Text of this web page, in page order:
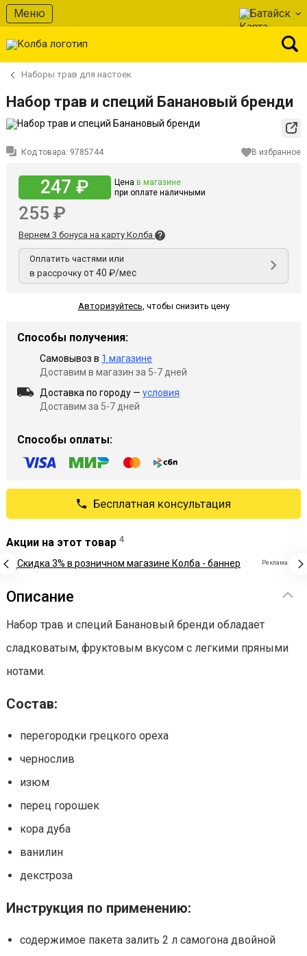
Меню Батайск
Наборы трав для настоек
Набор трав и специй Банановый бренди
Код товара: 9785744 В избранное
247 ₽ Цена в магазине
при оплате наличными
255 ₽
Вернем 3 бонуса на карту Колба
Оплатить частями или
в рассрочку от 40 ₽/мес
Авторизуйтесь, чтобы снизить цену
Способы получения:
Самовывоз в 1 магазине
Доставим в магазин за 5-7 дней
Доставка по городу — условия
Доставим за 5-7 дней
Способы оплаты:
Бесплатная консультация
Акции на этот товар 4
Реклама
Описание
Набор трав и специй Банановый бренди обладает
сладковатым, фруктовым вкусом с легкими пряными
нотами.
Состав:
перегородки грецкого ореха
чернослив
изюм
перец горошек
кора дуба
ванилин
декстроза
Инструкция по применению:
содержимое пакета залить 2 л самогона двойной